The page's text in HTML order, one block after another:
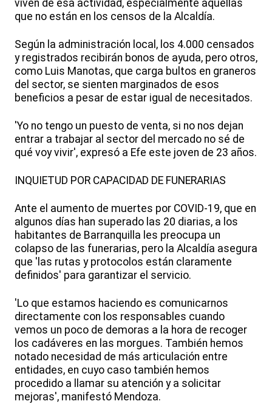
viven de esa actividad, especialmente aquellas
que no están en los censos de la Alcaldía.
Según la administración local, los 4.000 censados
y registrados recibirán bonos de ayuda, pero otros,
como Luis Manotas, que carga bultos en graneros
del sector, se sienten marginados de esos
beneficios a pesar de estar igual de necesitados.
'Yo no tengo un puesto de venta, si no nos dejan
entrar a trabajar al sector del mercado no sé de
qué voy vivir', expresó a Efe este joven de 23 años.
INQUIETUD POR CAPACIDAD DE FUNERARIAS
Ante el aumento de muertes por COVID-19, que en
algunos días han superado las 20 diarias, a los
habitantes de Barranquilla les preocupa un
colapso de las funerarias, pero la Alcaldía asegura
que 'las rutas y protocolos están claramente
definidos' para garantizar el servicio.
'Lo que estamos haciendo es comunicarnos
directamente con los responsables cuando
vemos un poco de demoras a la hora de recoger
los cadáveres en las morgues. También hemos
notado necesidad de más articulación entre
entidades, en cuyo caso también hemos
procedido a llamar su atención y a solicitar
mejoras', manifestó Mendoza.